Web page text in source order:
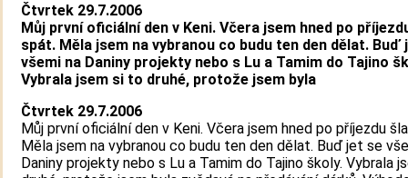
Čtvrtek 29.7.2006
Můj první oficiální den v Keni. Včera jsem hned po
spát. Měla jsem na vybranou co budu ten den dělat. Buď
všemi na Daniny projekty nebo s Lu a Tamim do Tajino
Vybrala jsem si to druhé, protože jsem byla
Čtvrtek 29.7.2006
Můj první oficiální den v Keni. Včera jsem hned po příjezdu
Měla jsem na vybranou co budu ten den dělat. Buď jet se
Daniny projekty nebo s Lu a Tamim do Tajino školy. Vybrala